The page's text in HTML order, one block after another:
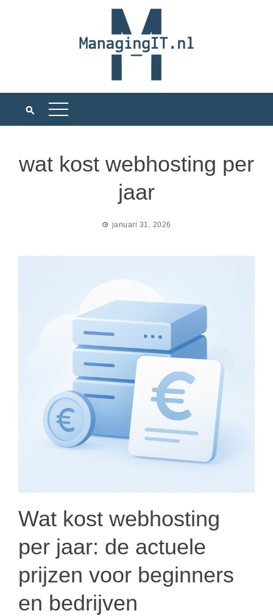
wat kost webhosting per
jaar
januari 31, 2026
Wat kost webhosting
per jaar: de actuele
prijzen voor beginners
en bedrijven